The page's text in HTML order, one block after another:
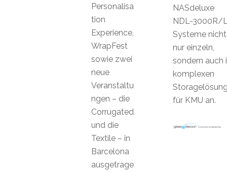
NASdeluxe
NDL-3000R/
Systeme nicht
nur einzeln,
sondern auch
komplexen
für KMU an.
Personalisa
tion
Experience,
WrapFest
sowie zwei
neue
Veranstaltu
ngen – die
Corrugated
und die
Textile – in
Barcelona
ausgetrage